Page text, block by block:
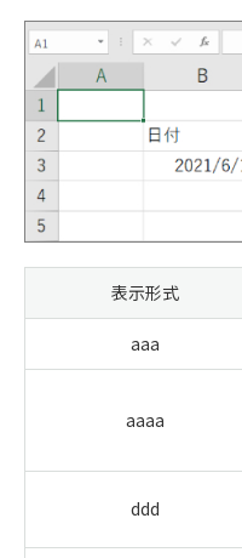
表示形式
aaa
aaaa
ddd